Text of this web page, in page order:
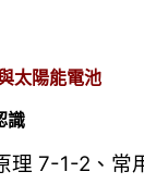
太陽能電池
識
理 7-1-2、常